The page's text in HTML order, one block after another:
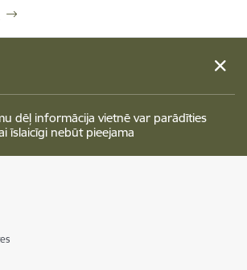
dēļ informācija vietnē var parādīties
īslaicīgi nebūt pieejama